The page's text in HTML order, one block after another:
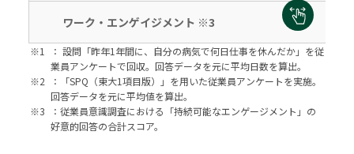
ワーク・エンゲイジメント ※3
※1
： 設問「昨年1年間に、自分の病気で何日仕事を休んだか」を従
業員アンケートで回収。回答データを元に平均日数を算出。
※2
：「SPQ（東大1項目版）」を用いた従業員アンケートを実施。
回答データを元に平均値を算出。
※3
：従業員意識調査における「持続可能なエンゲージメント」の
好意的回答の合計スコア。